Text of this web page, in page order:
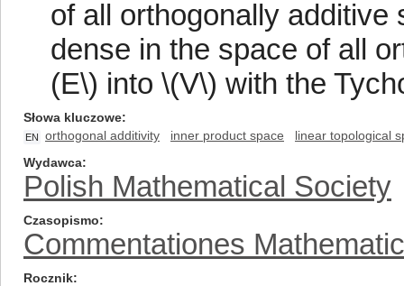
of all orthogonally
dense in the space of all
(E\) into \(V\) with the
Słowa kluczowe
EN orthogonal additivity inner product space
linear topological
Wydawca
Polish Mathematical Society
Czasopismo
Commentationes
Rocznik